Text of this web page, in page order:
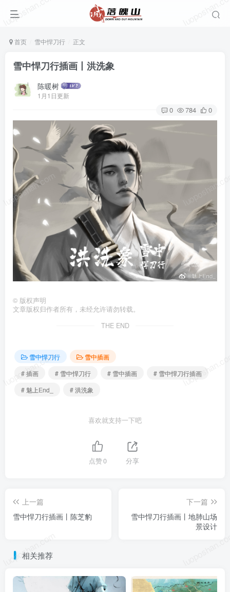
首页 雪中悍刀行 正文
雪中悍刀行插画丨洪洗象
陈暖树
1月1日更新
0 784 0
luoposhan.com
luoposhan.com
luoposhan.com
luoposhan.com
© 版权声明
文章版权归作者所有，未经允许请勿转载。
THE END
雪中悍刀行
雪中插画
# 插画
# 雪中悍刀行 # 雪中插画
# 雪中悍刀行插画
# 魅上End_
# 洪洗象
喜欢就支持一下吧
点赞0 分享
上一篇
雪中悍刀行插画丨陈芝豹
下一篇
雪中悍刀行插画丨地肺山场
景设计
相关推荐